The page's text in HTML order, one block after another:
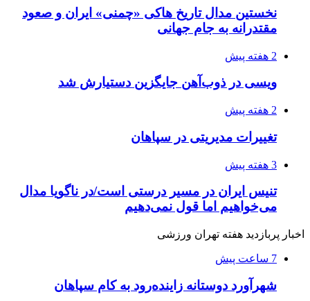
نخستین مدال تاریخ هاکی «چمنی» ایران و صعود
مقتدرانه به جام جهانی
2 هفته پیش
ویسی در ذوب‌آهن جایگزین دستیارش شد
2 هفته پیش
تغییرات مدیریتی در سپاهان
3 هفته پیش
تنیس ایران در مسیر درستی است/در ناگویا مدال
می‌خواهیم اما قول نمی‌دهیم
اخبار پربازدید هفته تهران ورزشی
7 ساعت پیش
شهرآورد دوستانه زاینده‌رود به کام سپاهان